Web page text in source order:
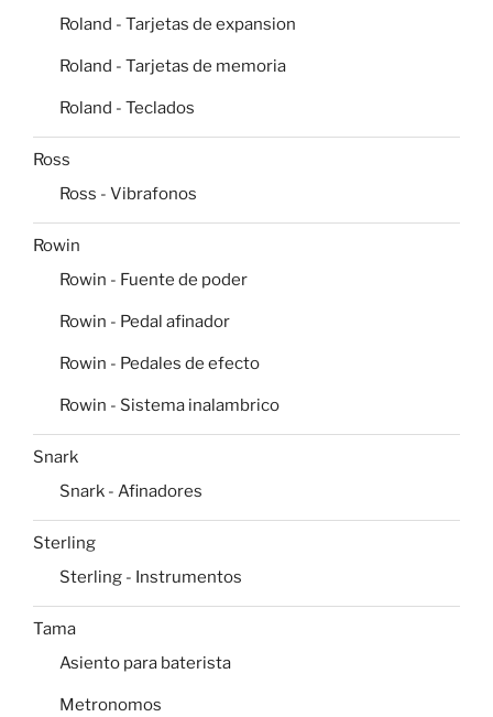
Roland - Tarjetas de expansion
Roland - Tarjetas de memoria
Roland - Teclados
Ross
Ross - Vibrafonos
Rowin
Rowin - Fuente de poder
Rowin - Pedal afinador
Rowin - Pedales de efecto
Rowin - Sistema inalambrico
Snark
Snark - Afinadores
Sterling
Sterling - Instrumentos
Tama
Asiento para baterista
Metronomos